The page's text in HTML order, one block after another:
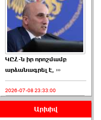
ԿԸՀ-ն իր որոշմամբ
արձանագրել է, ›››
2026-07-08 23:33:00
Արխիվ